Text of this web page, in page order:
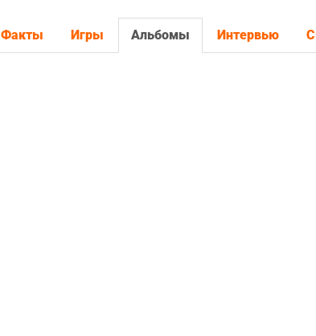
Факты Игры Альбомы Интервью